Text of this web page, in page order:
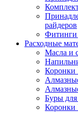
райдеров
Расходные
Масла и
Коронки
Буры для
Коронки